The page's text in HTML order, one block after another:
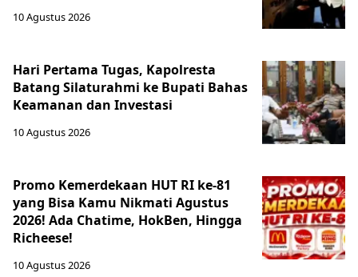
10 Agustus 2026
Hari Pertama Tugas, Kapolresta
Batang Silaturahmi ke Bupati Bahas
Keamanan dan Investasi
10 Agustus 2026
Promo Kemerdekaan HUT RI ke-81
yang Bisa Kamu Nikmati Agustus
2026! Ada Chatime, HokBen, Hingga
Richeese!
10 Agustus 2026